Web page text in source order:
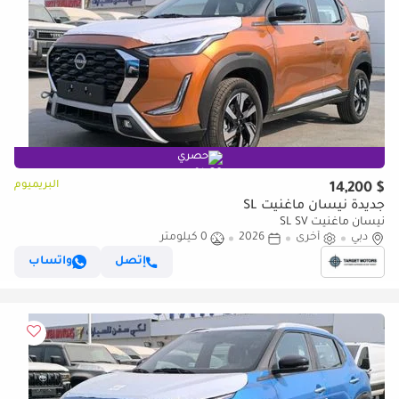
حصري
$ 14,200 البريميوم
جديدة نيسان ماغنيت SL
نيسان ماغنيت SL SV
دبي
أخرى 2026
0 كيلومتر
إتصل
واتساب